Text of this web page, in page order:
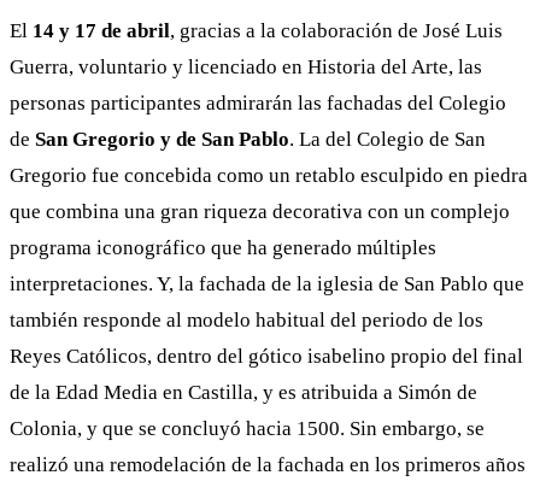
El 14 y 17 de abril, gracias a la colaboración de José Luis
Guerra, voluntario y licenciado en Historia del Arte, las
personas participantes admirarán las fachadas del Colegio
de San Gregorio y de San Pablo. La del Colegio de San
Gregorio fue concebida como un retablo esculpido en piedra
que combina una gran riqueza decorativa con un complejo
programa iconográfico que ha generado múltiples
interpretaciones. Y, la fachada de la iglesia de San Pablo que
también responde al modelo habitual del periodo de los
Reyes Católicos, dentro del gótico isabelino propio del final
de la Edad Media en Castilla, y es atribuida a Simón de
Colonia, y que se concluyó hacia 1500. Sin embargo, se
realizó una remodelación de la fachada en los primeros años